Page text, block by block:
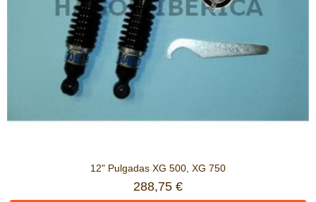
12" Pulgadas XG 500, XG 750
288,75 €